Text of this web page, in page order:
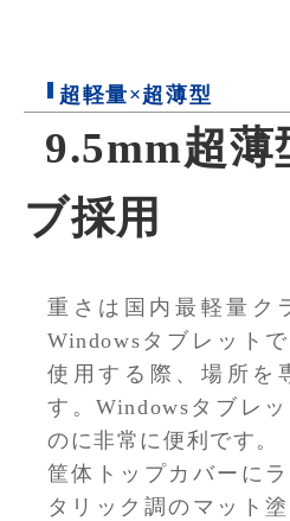
超軽量×超薄型
9.5mm超薄
ブ採用
重さは国内最軽量ク
Windowsタブレット
使用する際、場所を
す。Windowsタブレ
のに非常に便利です。
筐体トップカバーに
タリック調のマット